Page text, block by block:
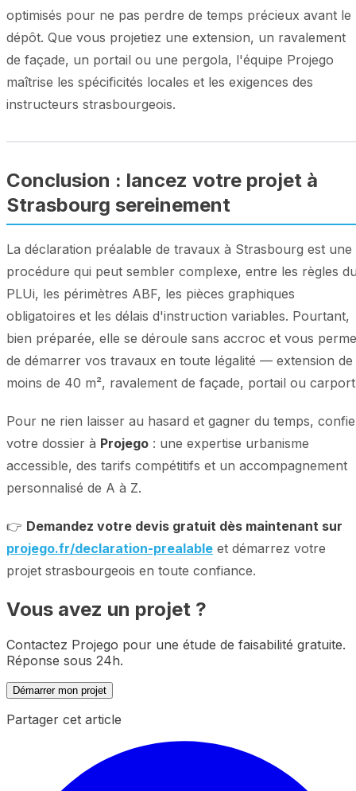
optimisés pour ne pas perdre de temps précieux avant le
dépôt. Que vous projetiez une extension, un ravalement
de façade, un portail ou une pergola, l'équipe Projego
maîtrise les spécificités locales et les exigences des
instructeurs strasbourgeois.
Conclusion : lancez votre projet à
Strasbourg sereinement
La déclaration préalable de travaux à Strasbourg est une
procédure qui peut sembler complexe, entre les règles
PLUi, les périmètres ABF, les pièces graphiques
obligatoires et les délais d'instruction variables. Pourtant,
bien préparée, elle se déroule sans accroc et vous
de démarrer vos travaux en toute légalité — extension de
moins de 40 m², ravalement de façade, portail ou
Pour ne rien laisser au hasard et gagner du temps,
votre dossier à Projego : une expertise urbanisme
accessible, des tarifs compétitifs et un accompagnement
personnalisé de A à Z.
👉 Demandez votre devis gratuit dès maintenant sur
projego.fr/declaration-prealable et démarrez votre
projet strasbourgeois en toute confiance.
Vous avez un projet ?
Contactez Projego pour une étude de faisabilité gratuite.
Réponse sous 24h.
Démarrer mon projet
Partager cet article